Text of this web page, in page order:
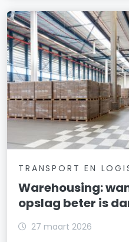
TRANSPORT EN
Warehousing:
opslag beter is
27 maart 2026